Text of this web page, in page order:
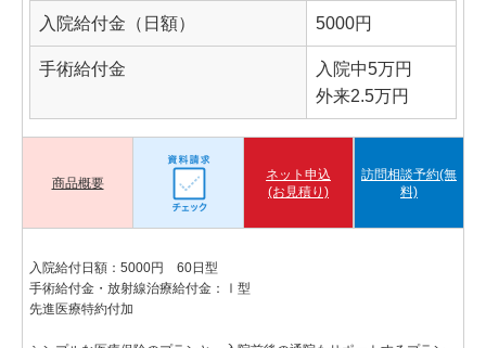
入院給付金（日額） 5000円
手術給付金
入院中5万円
外来2.5万円
商品概要
ネット申込
(お見積り)
訪問相談予約(無
料)
入院給付日額：5000円 60日型
手術給付金・放射線治療給付金：Ⅰ型
先進医療特約付加